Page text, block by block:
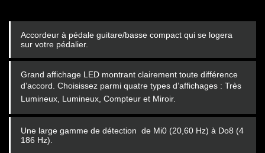
Accordeur à pédale guitare/basse compact qui se logera
sur votre pédalier.
Grand affichage LED montrant clairement toute différence
d’accord. Choisissez parmi quatre types d’affichages : Très
Lumineux, Lumineux, Compteur et Miroir.
Une large gamme de détection de Mi0 (20,60 Hz) à Do8 (4
186 Hz).